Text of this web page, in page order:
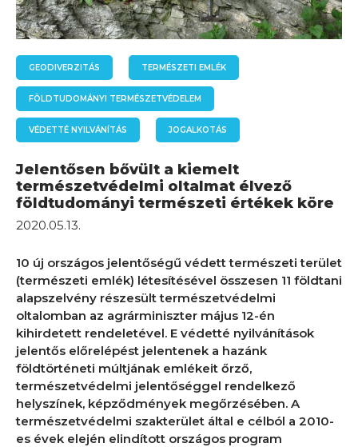
GEODIVERZITÁS TERMÉSZETI EMLÉK
FÖLDTUDOMÁNYI TERMÉSZETVÉDELEM
VÉDETTÉ NYILVÁNÍTÁS JOGALKOTÁS
Jelentősen bővült a kiemelt
természetvédelmi oltalmat élvező
földtudományi természeti értékek köre
2020.05.13.
10 új országos jelentőségű védett természeti terület
(természeti emlék) létesítésével összesen 11 földtani
alapszelvény részesült természetvédelmi
oltalomban az agrárminiszter május 12-én
kihirdetett rendeletével. E védetté nyilvánítások
jelentős előrelépést jelentenek a hazánk
földtörténeti múltjának emlékeit őrző,
természetvédelmi jelentőséggel rendelkező
helyszínek, képződmények megőrzésében. A
természetvédelmi szakterület által e célból a 2010-
es évek elején elindított országos program